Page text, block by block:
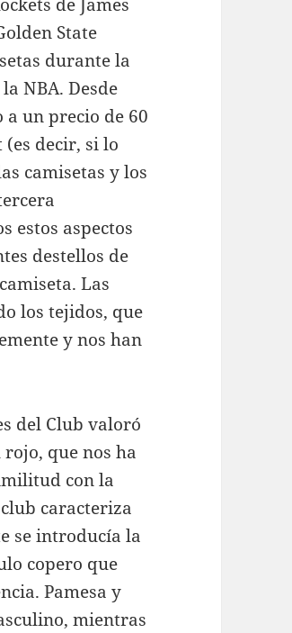
State
durante la
NBA. Desde
un precio de 60
(es decir, si lo
camisetas y los
estos aspectos
destellos de
Las
los tejidos, que
y nos han
del Club valoró
que nos ha
con la
caracteriza
se introducía la
copero que
Pamesa y
mientras